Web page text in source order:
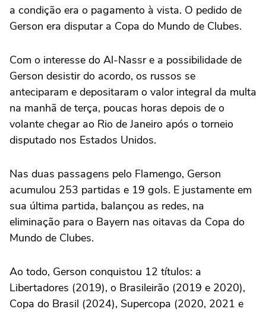
a condição era o pagamento à vista. O pedido de
Gerson era disputar a Copa do Mundo de Clubes.
Com o interesse do Al-Nassr e a possibilidade de
Gerson desistir do acordo, os russos se
anteciparam e depositaram o valor integral da multa
na manhã de terça, poucas horas depois de o
volante chegar ao Rio de Janeiro após o torneio
disputado nos Estados Unidos.
Nas duas passagens pelo Flamengo, Gerson
acumulou 253 partidas e 19 gols. E justamente em
sua última partida, balançou as redes, na
eliminação para o Bayern nas oitavas da Copa do
Mundo de Clubes.
Ao todo, Gerson conquistou 12 títulos: a
Libertadores (2019), o Brasileirão (2019 e 2020),
Copa do Brasil (2024), Supercopa (2020, 2021 e